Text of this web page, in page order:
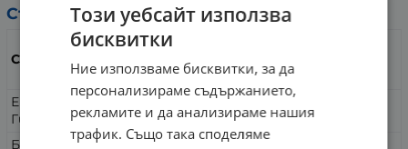
Състав:
Съдържание
дневна доза
Екстракт от листа на
Гинко Билоба (Ginco Biloba)
200 mg
Биотин (под формата на D-
Този уебсайт използва
бисквитки
Ние използваме бисквитки, за да
персонализираме съдържанието,
рекламите и да анализираме нашия
трафик. Също така споделяме